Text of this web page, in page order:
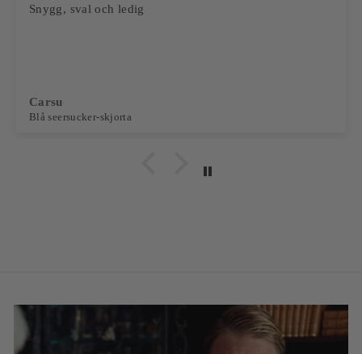
Alltid snabb leverans och rätt storlek mycket nöjd och
Robert J.
Alcantara Jacka Beige